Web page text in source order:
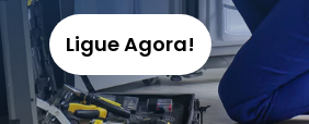
Ligue Agora!